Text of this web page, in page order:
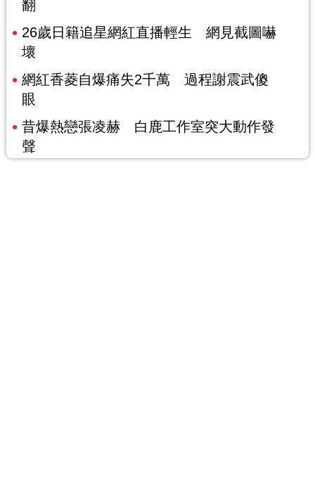
翻
26歲日籍追星網紅直播輕生 網見截圖嚇
壞
網紅香菱自爆痛失2千萬 過程謝震武傻
眼
昔爆熱戀張凌赫 白鹿工作室突大動作發
聲